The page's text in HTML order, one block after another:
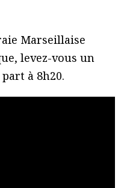
Marseillaise
levez-vous un
à 8h20.